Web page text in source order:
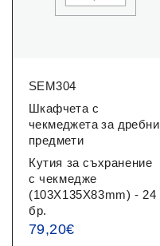
SEM304
Шкафчета с
чекмеджета за дребни
предмети
Кутия за съхранение
с чекмедже
(103X135X83mm) - 24
бр.
79,20€